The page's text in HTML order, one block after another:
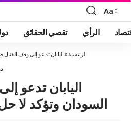
Font
Resizer
Aa
تقصي الحقائق الرأي
الرئيسية » اليابان تدعو إلى وقف
اليابان تدعو
السودان وتؤكد لا